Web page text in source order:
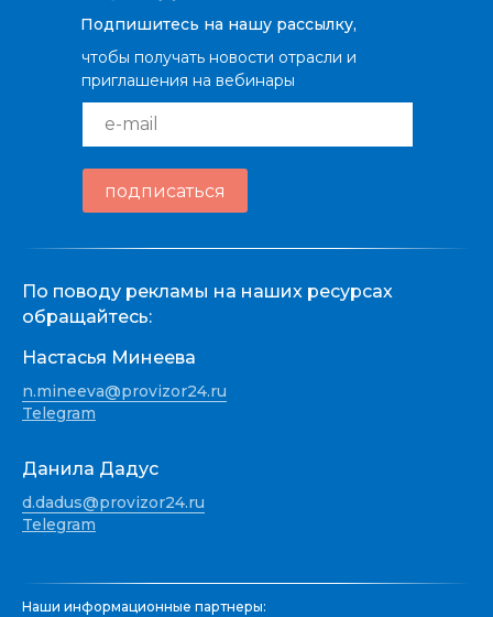
e-mail
подписаться
Подпишитесь на нашу рассылку,
чтобы получать новости отрасли и
приглашения на вебинары
По поводу рекламы на наших ресурсах
обращайтесь:
Настасья Минеева
n.mineeva@provizor24.ru
Telegram
Данила Дадус
d.dadus@provizor24.ru
Telegram
Наши информационные партнеры: